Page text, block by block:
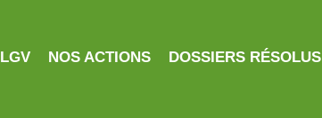
LGV NOS ACTIONS DOSSIERS RÉSOLUS